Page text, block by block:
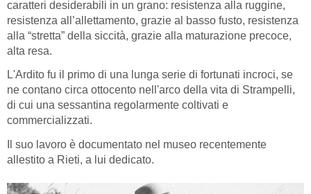
caratteri desiderabili in un grano: resistenza alla ruggine,
resistenza all’allettamento, grazie al basso fusto, resistenza
alla “stretta” della siccità, grazie alla maturazione precoce,
alta resa.
L'Ardito fu il primo di una lunga serie di fortunati incroci, se
ne contano circa ottocento nell'arco della vita di Strampelli,
di cui una sessantina regolarmente coltivati e
commercializzati.
Il suo lavoro è documentato nel museo recentemente
allestito a Rieti, a lui dedicato.